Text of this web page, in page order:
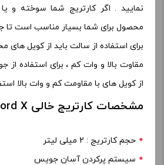
نمایید . اگر کارتریج شما سوخته و
محصول برای شما بسیار مناسب است تا
برای استفاده از سالت باید از کویل
مقاوت بالا و وات کم ، برای استفاده
از کویل های با مقاومت کم و وات بالا
مشخصات کارتریج خالی SMOK Nord X
حجم کارتریج : 2 میلی لیتر
سیستم پرکردن آسان جویس